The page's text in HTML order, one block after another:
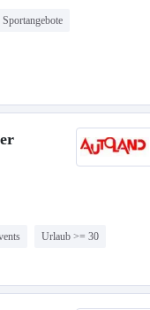
Sportangebote
Urlaub >= 30